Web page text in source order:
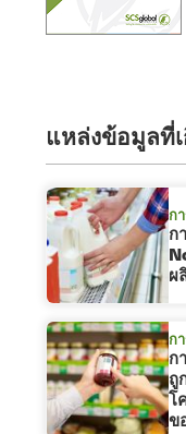
แหล่งข้อมูลที่
ก
ก
ผ
ก
ก
ถู
โ
ข